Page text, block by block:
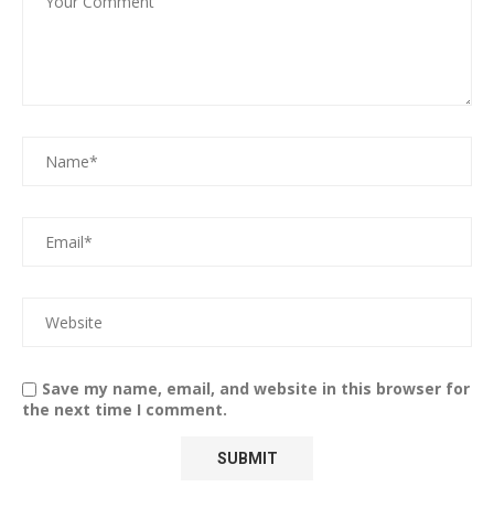
Save my name, email, and website in this browser for
the next time I comment.